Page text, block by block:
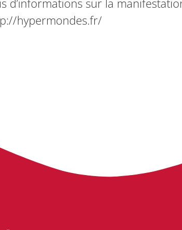
d’informations sur la
hypermondes.fr/